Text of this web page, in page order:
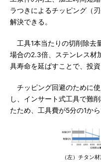
ラつきによるチッピング（
解決できる。
工具1本当たりの切削除去
場合の2.3倍、ステンレス材
具寿命を延ばすことで、投
チッピング回避のために
し、インサート式工具で難
たため、工具費が5分の1か
（左）チタン